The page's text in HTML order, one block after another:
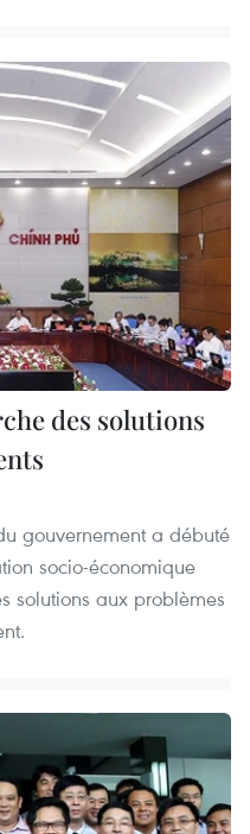
des solutions
gouvernement a débuté
socio-économique
solutions aux problèmes